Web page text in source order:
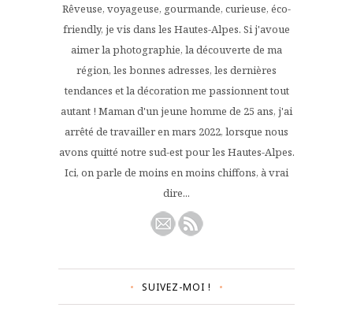
Rêveuse, voyageuse, gourmande, curieuse, éco-
friendly, je vis dans les Hautes-Alpes. Si j'avoue
aimer la photographie, la découverte de ma
région, les bonnes adresses, les dernières
tendances et la décoration me passionnent tout
autant ! Maman d'un jeune homme de 25 ans, j'ai
arrêté de travailler en mars 2022, lorsque nous
avons quitté notre sud-est pour les Hautes-Alpes.
Ici, on parle de moins en moins chiffons, à vrai
dire...
SUIVEZ-MOI !